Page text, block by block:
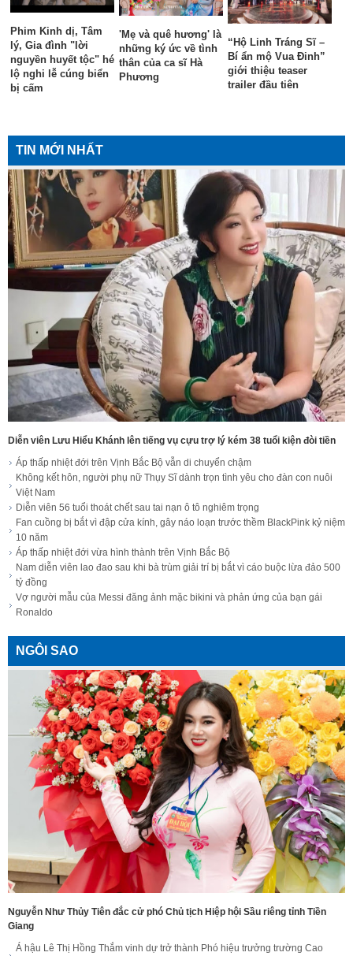
Phim Kinh dị, Tâm
lý, Gia đình "lời
nguyền huyết tộc" hé
lộ nghi lễ cúng biển
bị cấm
'Mẹ và quê hương' là
những ký ức về tình
thân của ca sĩ Hà
Phương
“Hộ Linh Tráng Sĩ –
Bí ẩn mộ Vua Đinh”
giới thiệu teaser
trailer đầu tiên
TIN MỚI NHẤT
Diễn viên Lưu Hiểu Khánh lên tiếng vụ cựu trợ lý kém 38 tuổi kiện đòi tiền
Áp thấp nhiệt đới trên Vịnh Bắc Bộ vẫn di chuyển chậm
Không kết hôn, người phụ nữ Thụy Sĩ dành trọn tình yêu cho đàn con nuôi
Việt Nam
Diễn viên 56 tuổi thoát chết sau tai nạn ô tô nghiêm trọng
Fan cuồng bị bắt vì đập cửa kính, gây náo loạn trước thềm BlackPink kỷ niệm
10 năm
Áp thấp nhiệt đới vừa hình thành trên Vịnh Bắc Bộ
Nam diễn viên lao đao sau khi bà trùm giải trí bị bắt vì cáo buộc lừa đảo 500
tỷ đồng
Vợ người mẫu của Messi đăng ảnh mặc bikini và phản ứng của bạn gái
Ronaldo
NGÔI SAO
Nguyễn Như Thủy Tiên đắc cử phó Chủ tịch Hiệp hội Sầu riêng tỉnh Tiền
Giang
Á hậu Lê Thị Hồng Thắm vinh dự trở thành Phó hiệu trưởng trường Cao